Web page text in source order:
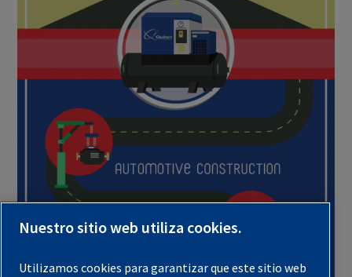
Nuestro sitio web utiliza cookies.
Utilizamos cookies para garantizar que este sitio web